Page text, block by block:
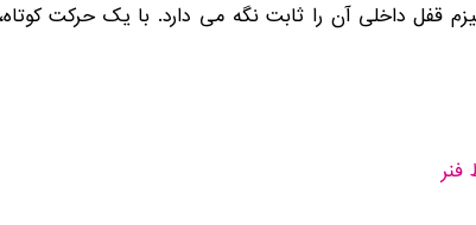
قفل داخلی آن را ثابت نگه می دارد. با یک حرکت